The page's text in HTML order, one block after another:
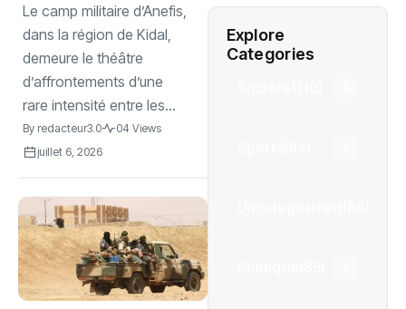
attaques des
rebelles armés
Le camp militaire d’Anefis,
dans la région de Kidal,
demeure le théâtre
d’affrontements d’une
rare intensité entre les...
By redacteur3.0
04 Views
juillet 6, 2026
Explore
Categories